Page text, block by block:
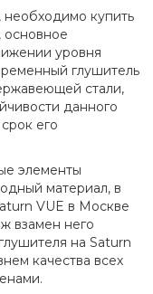
купить
основное
уровня
глушитель
стали,
данного
его
элементы
материал, в
VUE в Москве
взамен него
на Saturn
качества всех